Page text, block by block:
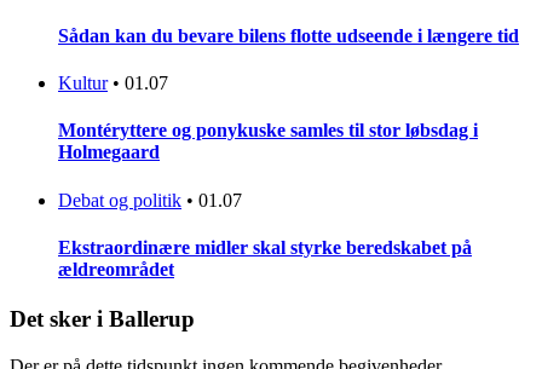
Sådan kan du bevare bilens flotte udseende i længere tid
Kultur • 01.07
Montéryttere og ponykuske samles til stor løbsdag i
Holmegaard
Debat og politik • 01.07
Ekstraordinære midler skal styrke beredskabet på
ældreområdet
Det sker i Ballerup